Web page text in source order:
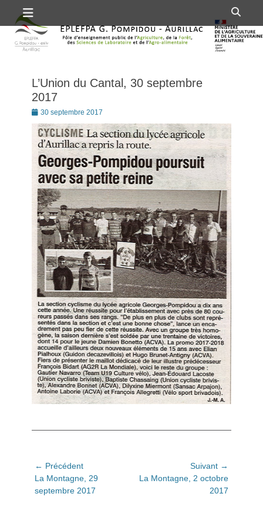
au
contenu
Premier menu
L’Union du Cantal, 30 septembre
2017
Posté
le
30 septembre 2017
Navigation
de
l’article
← Précédent
Article
précédent:
La Montagne, 29
septembre 2017
Suivant →
Article
La Montagne, 2 octobre
2017